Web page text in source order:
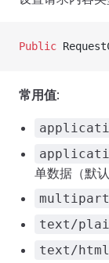
Public
常用值:
单数据（默认
text/
text/html